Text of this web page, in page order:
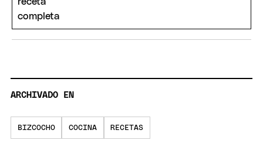
ARCHIVADO EN
BIZCOCHO COCINA RECETAS